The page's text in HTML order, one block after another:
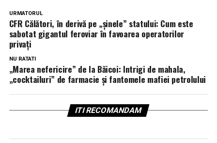
URMATORUL
CFR Călători, în derivă pe „șinele” statului: Cum este
sabotat gigantul feroviar în favoarea operatorilor
privați
NU RATATI
„Marea nefericire” de la Băicoi: Intrigi de mahala,
„cocktailuri” de farmacie și fantomele mafiei petrolului
ITI RECOMANDAM